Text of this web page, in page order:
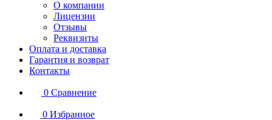
О компании
Лицензии
Отзывы
Реквизиты
Оплата и доставка
Гарантия и возврат
Контакты
0 Сравнение
0 Избранное